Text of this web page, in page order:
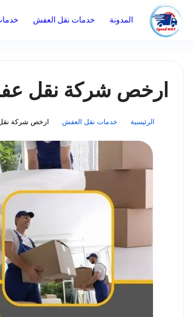
المدونة خدمات نقل العفش
ارخص شركة نقل
الرئيسية خدمات نقل العفش ارخص شركة